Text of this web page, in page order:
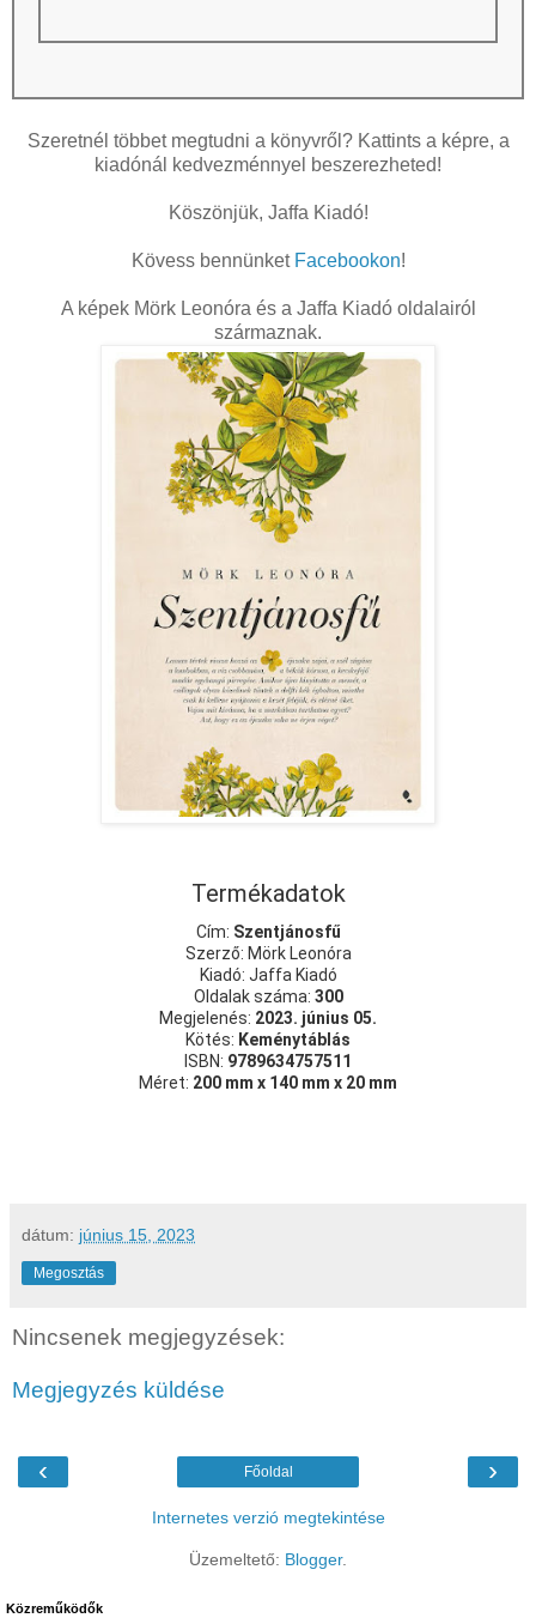
Szeretnél többet megtudni a könyvről? Kattints a képre, a
kiadónál kedvezménnyel beszerezheted!
Köszönjük, Jaffa Kiadó!
Kövess bennünket Facebookon!
A képek Mörk Leonóra és a Jaffa Kiadó oldalairól
származnak.
Termékadatok
Cím: Szentjánosfű
Szerző: Mörk Leonóra
Kiadó: Jaffa Kiadó
Oldalak száma: 300
Megjelenés: 2023. június 05.
Kötés: Keménytáblás
ISBN: 9789634757511
Méret: 200 mm x 140 mm x 20 mm
dátum: június 15, 2023
Megosztás
Nincsenek megjegyzések:
Megjegyzés küldése
‹ ›
Főoldal
Internetes verzió megtekintése
Üzemeltető: Blogger.
Közreműködők